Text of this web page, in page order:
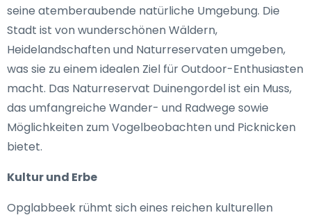
seine atemberaubende natürliche Umgebung. Die
Stadt ist von wunderschönen Wäldern,
Heidelandschaften und Naturreservaten umgeben,
was sie zu einem idealen Ziel für Outdoor-Enthusiasten
macht. Das Naturreservat Duinengordel ist ein Muss,
das umfangreiche Wander- und Radwege sowie
Möglichkeiten zum Vogelbeobachten und Picknicken
bietet.
Kultur und Erbe
Opglabbeek rühmt sich eines reichen kulturellen